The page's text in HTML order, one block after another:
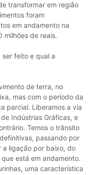
transformar em região
foram
em andamento na
milhões de reais.
feito e qual a
de terra, no
mas com o período da
parcial. Liberamos a via
Indústrias Gráficas, e
Temos o trânsito
passando por
a ligação por baixo, do
está em andamento.
uma característica